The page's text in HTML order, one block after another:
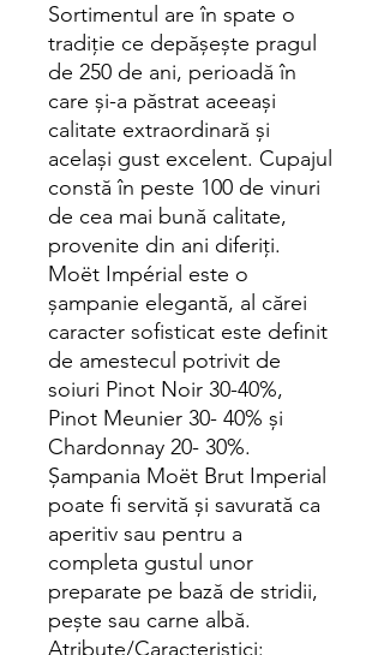
Sortimentul are în spate o
tradiţie ce depăşeşte pragul
de 250 de ani, perioadă în
care şi-a păstrat aceeaşi
calitate extraordinară şi
acelaşi gust excelent. Cupajul
constă în peste 100 de vinuri
de cea mai bună calitate,
provenite din ani diferiţi.
Moët Impérial este o
şampanie elegantă, al cărei
caracter sofisticat este definit
de amestecul potrivit de
soiuri Pinot Noir 30-40%,
Pinot Meunier 30- 40% şi
Chardonnay 20- 30%.
Şampania Moët Brut Imperial
poate fi servită şi savurată ca
aperitiv sau pentru a
completa gustul unor
preparate pe bază de stridii,
peşte sau carne albă.
Atribute/Caracteristici: